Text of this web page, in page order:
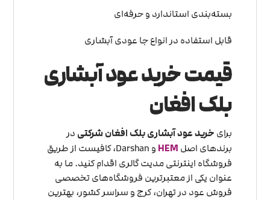
بسته‌بندی استاندارد و حرفه‌ای
قابل استفاده در انواع جا عودی آبشاری
قیمت خرید عود آبشاری
بلک افغان
برای خرید عود آبشاری بلک افغان شرکتی در
برندهای اصل HEM
و Darshan، کافیست از طریق
فروشگاه اینترنتی مدیت گالری اقدام کنید. ما به
عنوان یکی از معتبرترین فروشگاه‌های تخصصی
فروش عود در تهران، کرج و سراسر کشور، بهترین